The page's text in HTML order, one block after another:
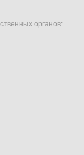
органов: